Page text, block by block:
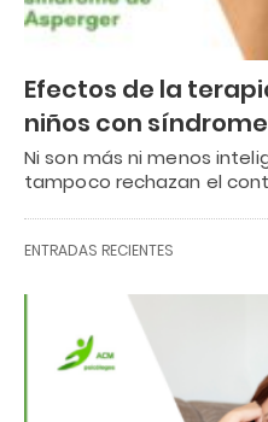
Efectos de la
niños con
Ni son más ni menos
tampoco rechazan el
ENTRADAS RECIENTES